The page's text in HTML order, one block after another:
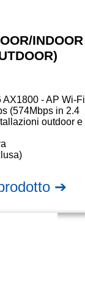
INDOOR
- AP Wi-Fi
(574Mbps in 2.4
outdoor e
➔